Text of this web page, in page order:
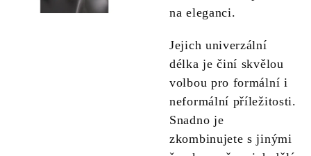
na eleganci.
Jejich univerzální
délka je činí skvělou
volbou pro formální i
neformální příležitosti.
Snadno je
zkombinujete s jinými